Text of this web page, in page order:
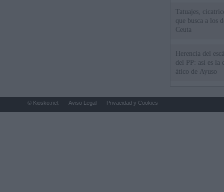
Tatuajes,
que busca a los
Ceuta
Herencia del
del PP: así es la
ático de Ayuso
© Kiosko.net Aviso Legal Privacidad y Cookies